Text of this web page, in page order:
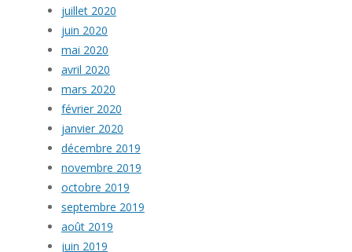
juillet 2020
juin 2020
mai 2020
avril 2020
mars 2020
février 2020
janvier 2020
décembre 2019
novembre 2019
octobre 2019
septembre 2019
août 2019
juin 2019